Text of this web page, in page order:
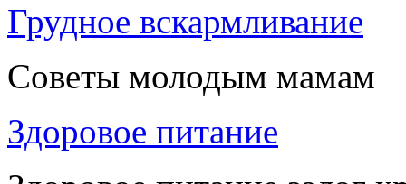
Грудное вскармливание
Советы молодым мамам
Здоровое питание